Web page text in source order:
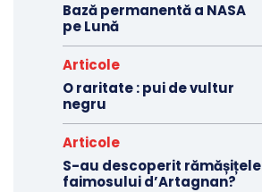
Bază permanentă a NASA
pe Lună
Articole
O raritate : pui de vultur
negru
Articole
S-au descoperit rămășițele
faimosului d’Artagnan?